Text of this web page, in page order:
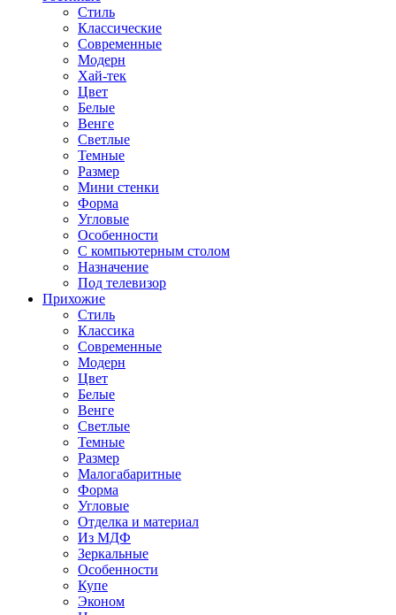
Стиль
Классические
Современные
Модерн
Хай-тек
Цвет
Белые
Венге
Светлые
Темные
Размер
Мини стенки
Форма
Угловые
Особенности
С компьютерным столом
Назначение
Под телевизор
Прихожие
Стиль
Классика
Современные
Модерн
Цвет
Белые
Венге
Светлые
Темные
Размер
Малогабаритные
Форма
Угловые
Отделка и материал
Из МДФ
Зеркальные
Особенности
Купе
Эконом